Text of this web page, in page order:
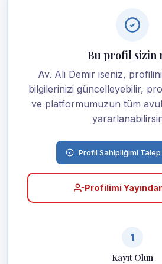
Bu profil sizin
Av. Ali Demir iseniz,
bilgilerinizi güncelleyebilir,
ve platformumuzun tüm
Profil Sahipliğimi Talep
Profilimi
1
Kayıt Olun